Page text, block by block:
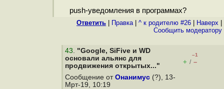
push-уведомления в программах?
Ответить Правка| ^ к родителю #26 Наверх
Cообщить модератору
43. "Google, SiFive и WD
основали альянс для
продвижения открытых..."
–1
+ / –
Сообщение от Онанимус (?), 13-
Мрт-19, 10:19